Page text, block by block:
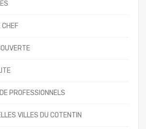
CHEF
PROFESSIONNELS
VILLES DU COTENTIN